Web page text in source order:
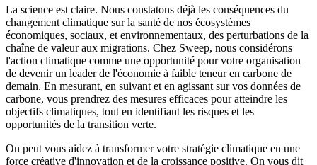
La science est claire. Nous constatons déjà les conséquences du
changement climatique sur la santé de nos écosystèmes
économiques, sociaux, et environnementaux, des perturbations de la
chaîne de valeur aux migrations. Chez Sweep, nous considérons
l'action climatique comme une opportunité pour votre organisation
de devenir un leader de l'économie à faible teneur en carbone de
demain. En mesurant, en suivant et en agissant sur vos données de
carbone, vous prendrez des mesures efficaces pour atteindre les
objectifs climatiques, tout en identifiant les risques et les
opportunités de la transition verte.
On peut vous aidez à transformer votre stratégie climatique en une
force créative d'innovation et de la croissance positive. On vous dit